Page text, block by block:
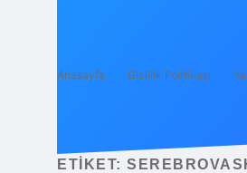
Anasayfa Gizlilik Politikası
ETIKET: